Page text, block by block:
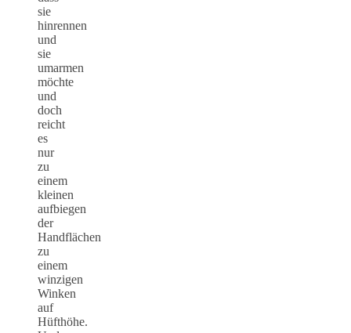
sie
hinrennen
und
sie
umarmen
möchte
und
doch
reicht
es
nur
zu
einem
kleinen
aufbiegen
der
Handflächen
zu
einem
winzigen
Winken
auf
Hüfthöhe.